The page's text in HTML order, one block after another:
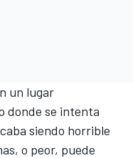
un lugar
donde se intenta
siendo horrible
o peor, puede